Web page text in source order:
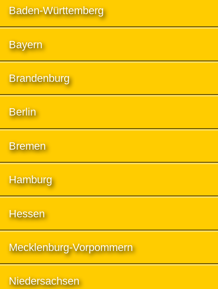
Baden-Württemberg
Bayern
Brandenburg
Berlin
Bremen
Hamburg
Hessen
Mecklenburg-Vorpommern
Niedersachsen